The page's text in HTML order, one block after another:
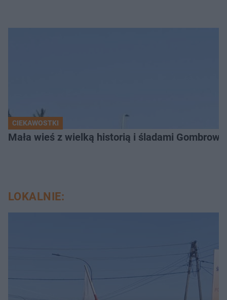
CIEKAWOSTKI
Mała wieś z wielką historią i śladami
LOKALNIE: